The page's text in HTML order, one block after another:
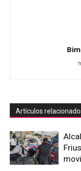
Artículos